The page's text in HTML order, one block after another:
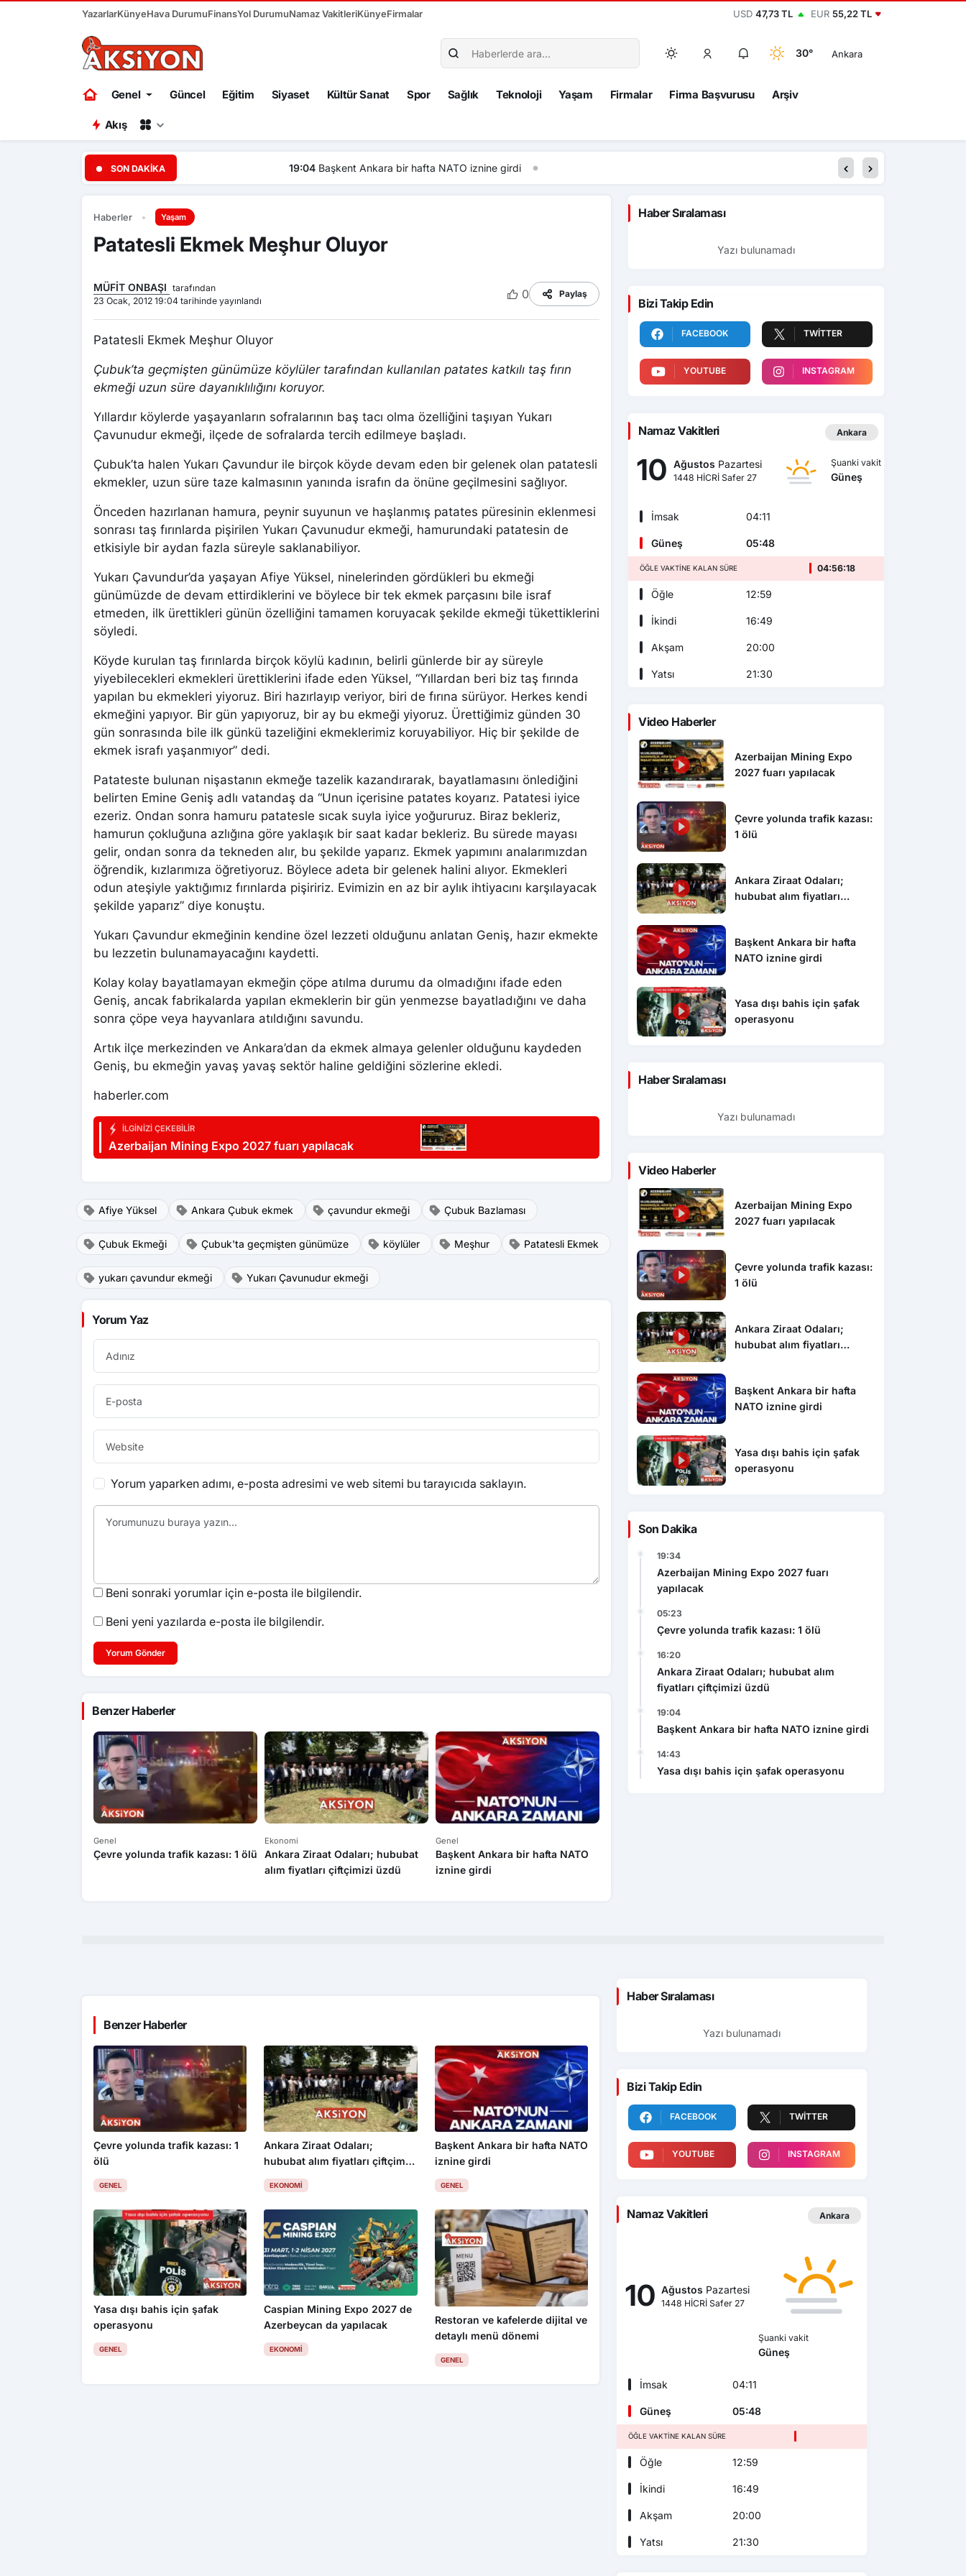
YazarlarKünyeHava DurumuFinansYol DurumuNamaz VakitleriKünyeFirmalar USD 47,73 TL EUR 55,22 TL
30° Ankara
Genel Güncel Eğitim Siyaset Kültür Sanat Spor Sağlık Teknoloji Yaşam Firmalar Firma Başvurusu Arşiv
Akış
SON DAKIKA Başkent Ankara bir hafta NATO iznine girdi
Haberler Yaşam
Patatesli Ekmek Meşhur Oluyor
MÜFİT ONBAŞI tarafından
23 Ocak, 2012 19:04 tarihinde yayınlandı
0 Paylaş
Patatesli Ekmek Meşhur Oluyor
Çubuk’ta geçmişten günümüze köylüler tarafından kullanılan patates katkılı taş fırın
ekmeği uzun süre dayanıklılığını koruyor.
Yıllardır köylerde yaşayanların sofralarının baş tacı olma özelliğini taşıyan Yukarı
Çavunudur ekmeği, ilçede de sofralarda tercih edilmeye başladı.
Çubuk’ta halen Yukarı Çavundur ile birçok köyde devam eden bir gelenek olan patatesli
ekmekler, uzun süre taze kalmasının yanında israfın da önüne geçilmesini sağlıyor.
Önceden hazırlanan hamura, peynir suyunun ve haşlanmış patates püresinin eklenmesi
sonrası taş fırınlarda pişirilen Yukarı Çavunudur ekmeği, hamurundaki patatesin de
etkisiyle bir aydan fazla süreyle saklanabiliyor.
Yukarı Çavundur’da yaşayan Afiye Yüksel, ninelerinden gördükleri bu ekmeği
günümüzde de devam ettirdiklerini ve böylece bir tek ekmek parçasını bile israf
etmeden, ilk ürettikleri günün özelliğini tamamen koruyacak şekilde ekmeği tükettiklerini
söyledi.
Köyde kurulan taş fırınlarda birçok köylü kadının, belirli günlerde bir ay süreyle
yiyebilecekleri ekmekleri ürettiklerini ifade eden Yüksel, “Yıllardan beri biz taş fırında
yapılan bu ekmekleri yiyoruz. Biri hazırlayıp veriyor, biri de fırına sürüyor. Herkes kendi
ekmeğini yapıyor. Bir gün yapıyoruz, bir ay bu ekmeği yiyoruz. Ürettiğimiz günden 30
gün sonrasında bile ilk günkü tazeliğini ekmeklerimiz koruyabiliyor. Hiç bir şekilde de
ekmek israfı yaşanmıyor” dedi.
Patateste bulunan nişastanın ekmeğe tazelik kazandırarak, bayatlamasını önlediğini
belirten Emine Geniş adlı vatandaş da “Unun içerisine patates koyarız. Patatesi iyice
ezeriz. Ondan sonra hamuru patatesle sıcak suyla iyice yoğururuz. Biraz bekleriz,
hamurun çokluğuna azlığına göre yaklaşık bir saat kadar bekleriz. Bu sürede mayası
gelir, ondan sonra da tekneden alır, bu şekilde yaparız. Ekmek yapımını analarımızdan
öğrendik, kızlarımıza öğretiyoruz. Böylece adeta bir gelenek halini alıyor. Ekmekleri
odun ateşiyle yaktığımız fırınlarda pişiririz. Evimizin en az bir aylık ihtiyacını karşılayacak
şekilde yaparız” diye konuştu.
Yukarı Çavundur ekmeğinin kendine özel lezzeti olduğunu anlatan Geniş, hazır ekmekte
bu lezzetin bulunamayacağını kaydetti.
Kolay kolay bayatlamayan ekmeğin çöpe atılma durumu da olmadığını ifade eden
Geniş, ancak fabrikalarda yapılan ekmeklerin bir gün yenmezse bayatladığını ve daha
sonra çöpe veya hayvanlara atıldığını savundu.
Artık ilçe merkezinden ve Ankara’dan da ekmek almaya gelenler olduğunu kaydeden
Geniş, bu ekmeğin yavaş yavaş sektör haline geldiğini sözlerine ekledi.
haberler.com
İLGINIZI ÇEKEBILIR
Azerbaijan Mining Expo 2027 fuarı yapılacak
Afiye Yüksel Ankara Çubuk ekmek çavundur ekmeği Çubuk Bazlaması
Çubuk Ekmeği Çubuk'ta geçmişten günümüze köylüler Meşhur Patatesli Ekmek
yukarı çavundur ekmeği Yukarı Çavunudur ekmeği
Yorum Yaz
Yorum yaparken adımı, e-posta adresimi ve web sitemi bu tarayıcıda saklayın.
Beni sonraki yorumlar için e-posta ile bilgilendir.
Beni yeni yazılarda e-posta ile bilgilendir.
Yorum Gönder
Benzer Haberler
Genel
Çevre yolunda trafik kazası: 1 ölü
Ekonomi
Ankara Ziraat Odaları; hububat
alım fiyatları çiftçimizi üzdü
Genel
Başkent Ankara bir hafta NATO
iznine girdi
Haber Sıralaması
Yazı bulunamadı
Bizi Takip Edin
FACEBOOK TWITTER
YOUTUBE INSTAGRAM
Namaz Vakitleri Ankara
10 Ağustos Pazartesi
1448 HİCRİ Safer 27
Şuanki vakit
Güneş
İmsak 04:11
Güneş 05:48
ÖĞLE VAKTINE KALAN SÜRE 04:56:16
Öğle 12:59
İkindi 16:49
Akşam 20:00
Yatsı 21:30
Video Haberler
Azerbaijan Mining Expo
2027 fuarı yapılacak
Çevre yolunda trafik kazası:
1 ölü
Ankara Ziraat Odaları;
hububat alım fiyatları
Başkent Ankara bir hafta
NATO iznine girdi
Yasa dışı bahis için şafak
operasyonu
Haber Sıralaması
Yazı bulunamadı
Video Haberler
Azerbaijan Mining Expo
2027 fuarı yapılacak
Çevre yolunda trafik kazası:
1 ölü
Ankara Ziraat Odaları;
hububat alım fiyatları
Başkent Ankara bir hafta
NATO iznine girdi
Yasa dışı bahis için şafak
operasyonu
Son Dakika
19:34
Azerbaijan Mining Expo 2027 fuarı
yapılacak
05:23
Çevre yolunda trafik kazası: 1 ölü
16:20
Ankara Ziraat Odaları; hububat alım
fiyatları çiftçimizi üzdü
19:04
Başkent Ankara bir hafta NATO iznine girdi
14:43
Yasa dışı bahis için şafak operasyonu
Benzer Haberler
Çevre yolunda trafik kazası: 1
ölü
GENEL
Ankara Ziraat Odaları;
hububat alım fiyatları çiftçimizi
üzdü
EKONOMI
Başkent Ankara bir hafta NATO
iznine girdi
GENEL
Yasa dışı bahis için şafak
operasyonu
GENEL
Caspian Mining Expo 2027 de
Azerbeycan da yapılacak
EKONOMI
Restoran ve kafelerde dijital ve
detaylı menü dönemi
GENEL
Haber Sıralaması
Yazı bulunamadı
Bizi Takip Edin
FACEBOOK TWITTER
YOUTUBE INSTAGRAM
Namaz Vakitleri Ankara
10 Ağustos Pazartesi
1448 HİCRİ Safer 27
Şuanki vakit
Güneş
İmsak 04:11
Güneş 05:48
ÖĞLE VAKTINE KALAN SÜRE
Öğle 12:59
İkindi 16:49
Akşam 20:00
Yatsı 21:30